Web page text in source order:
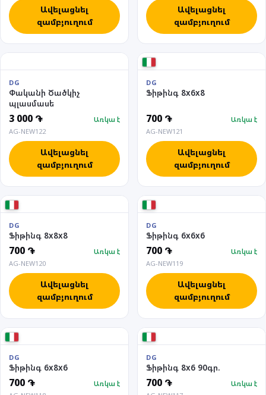
Ավելացնել
զամբյուղում
Ավելացնել
զամբյուղում
DG
Փականի Ծածկիչ
պլասմասե
3 000 ֏
Առկա է
AG-NEW122
Ավելացնել
զամբյուղում
DG
Ֆիթինգ 8x6x8
700 ֏
Առկա է
AG-NEW121
Ավելացնել
զամբյուղում
DG
Ֆիթինգ 8x8x8
700 ֏
Առկա է
AG-NEW120
Ավելացնել
զամբյուղում
DG
Ֆիթինգ 6x6x6
700 ֏
Առկա է
AG-NEW119
Ավելացնել
զամբյուղում
DG
Ֆիթինգ 6x8x6
700 ֏
Առկա է
DG
Ֆիթինգ 8x6 90գր.
700 ֏
Առկա է